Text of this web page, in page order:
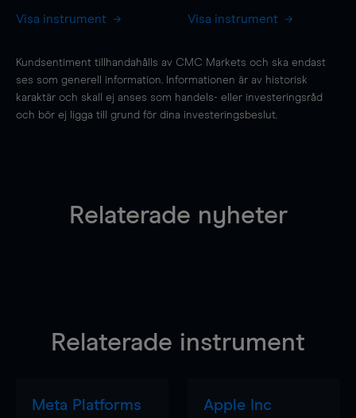
Visa instrument Visa instrument
Kundsentiment tillhandahålls av CMC Markets och ska endast
ses som generell information. Informationen är av historisk
karaktär och skall ej anses som handels- eller investeringsråd
och bör ej ligga till grund för dina investeringsbeslut.
Relaterade nyheter
Relaterade instrument
Meta Platforms
Apple Inc